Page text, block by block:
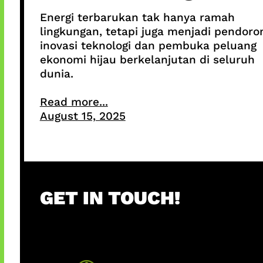
Energi terbarukan tak hanya ramah
lingkungan, tetapi juga menjadi
inovasi teknologi dan pembuka peluang
ekonomi hijau berkelanjutan di seluruh
dunia.
Read more...
August 15, 2025
GET IN TOUCH!